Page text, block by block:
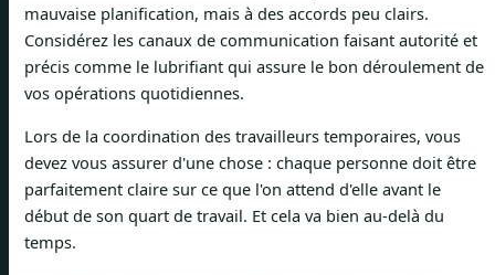
mauvaise planification, mais à des accords peu clairs.
Considérez les canaux de communication faisant autorité et
précis comme le lubrifiant qui assure le bon déroulement de
vos opérations quotidiennes.
Lors de la coordination des travailleurs temporaires, vous
devez vous assurer d'une chose : chaque personne doit être
parfaitement claire sur ce que l'on attend d'elle avant le
début de son quart de travail. Et cela va bien au-delà du
temps.